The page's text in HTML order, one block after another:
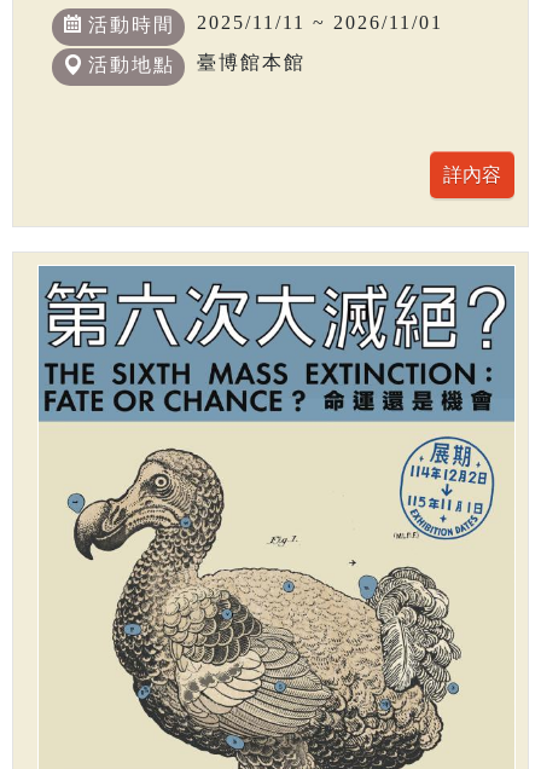
活動時間 2025/11/11 ~ 2026/11/01
活動地點 臺博館本館